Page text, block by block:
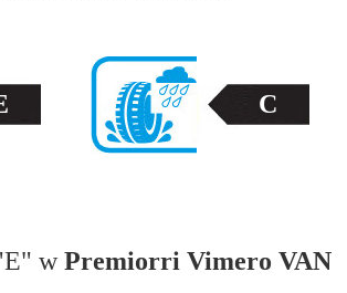
C
wPremiorri Vimero VAN